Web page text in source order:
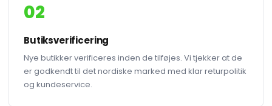
02
Butiksverificering
Nye butikker verificeres inden de tilføjes. Vi tjekker at de
er godkendt til det nordiske marked med klar returpolitik
og kundeservice.